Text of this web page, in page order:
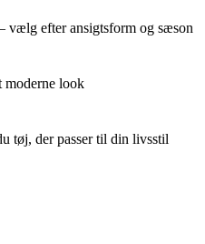
efter ansigtsform og sæson
moderne look
tøj, der passer til din livsstil